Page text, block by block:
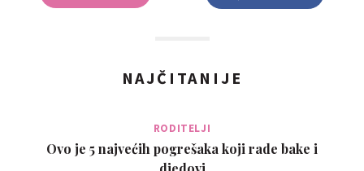
NAJČITANIJE
RODITELJI
Ovo je 5 najvećih pogrešaka koji rade bake i